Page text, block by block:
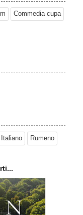
Commedia cupa
Italiano Rumeno